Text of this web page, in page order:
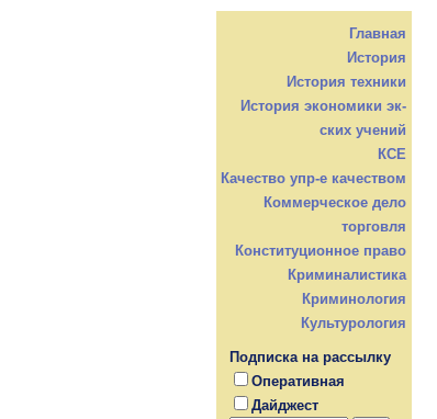
Главная
История
История техники
История экономики эк-
ских учений
КСЕ
Качество упр-е качеством
Коммерческое дело
торговля
Конституционное право
Криминалистика
Криминология
Культурология
Подписка на рассылку
Оперативная
Дайджест